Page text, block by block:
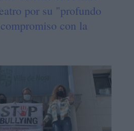
por su "profundo
con la